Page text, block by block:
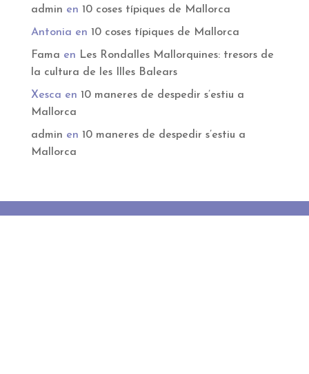
admin en 10 coses típiques de Mallorca
Antonia en 10 coses típiques de Mallorca
Fama en Les Rondalles Mallorquines: tresors de
la cultura de les Illes Balears
Xesca en 10 maneres de despedir s’estiu a
Mallorca
admin en 10 maneres de despedir s’estiu a
Mallorca